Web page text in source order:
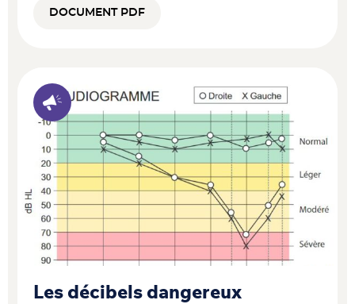
DOCUMENT PDF
Les décibels dangereux